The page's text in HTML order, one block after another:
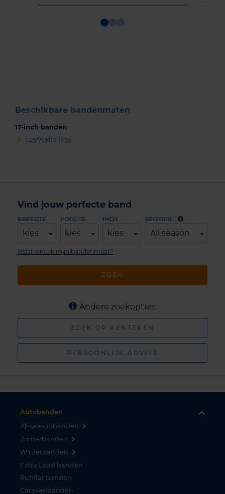
Beschikbare bandenmaten
17-inch banden
245/70R17 110S
Vind jouw perfecte band
BREEDTE
kies
HOOGTE
kies
INCH
kies
SEIZOEN
All season
ZOEK
Waar vind ik mijn bandenmaat?
Andere zoekopties:
ZOEK OP KENTEKEN
PERSOONLIJK ADVIES
Autobanden
All-seasonbanden
Zomerbanden
Winterbanden
Extra Load banden
Runflat banden
Caravanbanden